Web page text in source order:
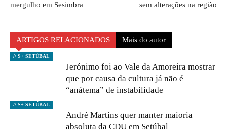
mergulho em Sesimbra
sem alterações na região
ARTIGOS RELACIONADOS Mais do autor
// S+ SETÚBAL
Jerónimo foi ao Vale da Amoreira mostrar
que por causa da cultura já não é
“anátema” de instabilidade
// S+ SETÚBAL
André Martins quer manter maioria
absoluta da CDU em Setúbal